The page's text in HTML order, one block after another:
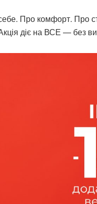
Про комфорт. Про
діє на ВСЕ — без